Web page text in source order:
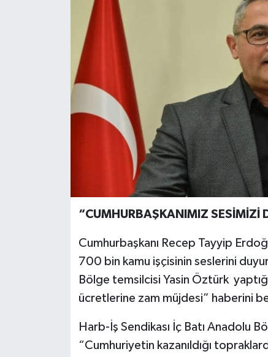
“CUMHURBAŞKANIMIZ SESİMİZİ
Cumhurbaşkanı Recep Tayyip
700 bin kamu işçisinin seslerini
Bölge temsilcisi Yasin Öztürk
ücretlerine zam müjdesi” haberini
Harb-İş Sendikası İç Batı Anadolu
“Cumhuriyetin kazanıldığı